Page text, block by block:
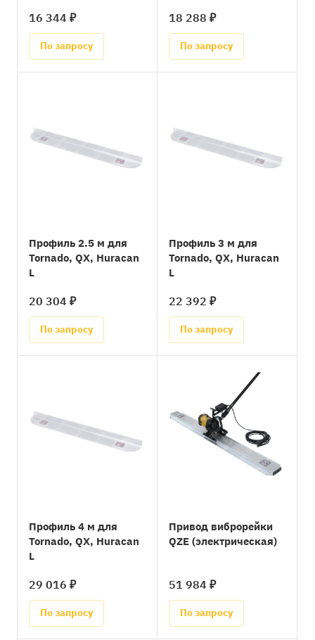
16 344 ₽
По запросу
18 288 ₽
По запросу
Профиль 2.5 м для
Tornado, QX, Huracan
L
20 304 ₽
По запросу
Профиль 3 м для
Tornado, QX, Huracan
L
22 392 ₽
По запросу
Профиль 4 м для
Tornado, QX, Huracan
L
29 016 ₽
По запросу
Привод виброрейки
QZE (электрическая)
51 984 ₽
По запросу